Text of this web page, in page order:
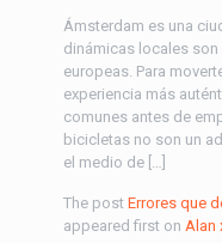
Ámsterdam es una
dinámicas locales
europeas. Para
experiencia más
comunes antes de
bicicletas no son un
el medio de […]
The post Errores que
appeared first on Alan